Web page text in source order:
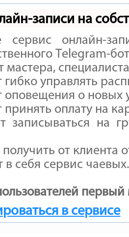
записи на
сервис онлайн-
Telegram-
мастера,
управлять
о новых
оплату на
записываться на
от клиента
себя сервис чаевых.
первый
в сервисе